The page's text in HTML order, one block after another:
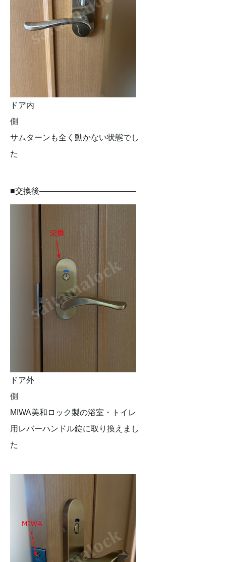
ドア内
側
サムターンも全く動かない状態でし
た
■交換後————————————
ドア外
側
MIWA美和ロック製の浴室・トイレ
用レバーハンドル錠に取り換えまし
た